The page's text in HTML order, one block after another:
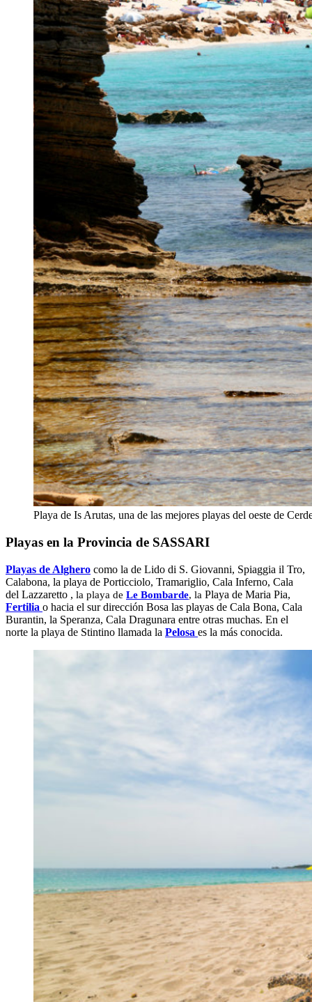
Playa de Is Arutas, una de las mejores playas del oeste de
Playas en la Provincia de SASSARI
Playas de Alghero como la de Lido di S. Giovanni, Spiaggia il Tro,
Calabona, la playa de Porticciolo, Tramariglio, Cala Inferno, Cala
del Lazzaretto , la playa de Le Bombarde, la Playa de Maria Pia,
Fertilia o hacia el sur dirección Bosa las playas de Cala Bona, Cala
Burantin, la Speranza, Cala Dragunara entre otras muchas. En el
norte la playa de Stintino llamada la Pelosa es la más conocida.